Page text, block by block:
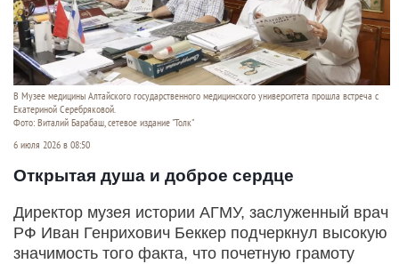
В Музее медицины Алтайского государственного медицинского университета прошла встреча с
Екатериной Серебряковой.
Фото: Виталий Барабаш, сетевое издание "Толк"
6 июля 2026 в 08:50
Открытая душа и доброе сердце
Директор музея истории АГМУ, заслуженный врач
РФ Иван Генрихович Беккер подчеркнул высокую
значимость того факта, что почетную грамоту